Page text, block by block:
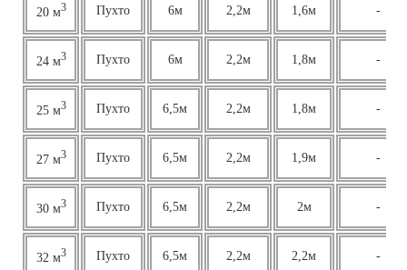
20 м3 Пухто 6м 2,2м 1,6м -
24 м3 Пухто 6м 2,2м 1,8м -
25 м3 Пухто 6,5м 2,2м 1,8м -
27 м3 Пухто 6,5м 2,2м 1,9м -
30 м3 Пухто 6,5м 2,2м 2м -
32 м3 Пухто 6,5м 2,2м 2,2м -